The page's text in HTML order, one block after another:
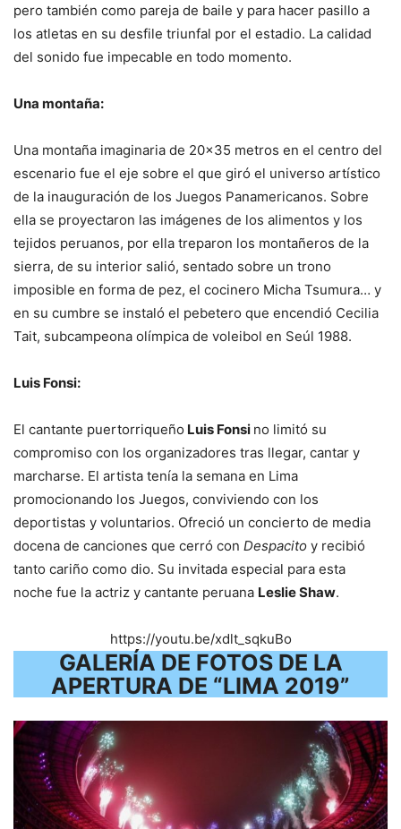
pero también como pareja de baile y para hacer pasillo a
los atletas en su desfile triunfal por el estadio. La calidad
del sonido fue impecable en todo momento.
Una montaña:
Una montaña imaginaria de 20×35 metros en el centro del
escenario fue el eje sobre el que giró el universo artístico
de la inauguración de los Juegos Panamericanos. Sobre
ella se proyectaron las imágenes de los alimentos y los
tejidos peruanos, por ella treparon los montañeros de la
sierra, de su interior salió, sentado sobre un trono
imposible en forma de pez, el cocinero Micha Tsumura… y
en su cumbre se instaló el pebetero que encendió Cecilia
Tait, subcampeona olímpica de voleibol en Seúl 1988.
Luis Fonsi:
El cantante puertorriqueño Luis Fonsi no limitó su
compromiso con los organizadores tras llegar, cantar y
marcharse. El artista tenía la semana en Lima
promocionando los Juegos, conviviendo con los
deportistas y voluntarios. Ofreció un concierto de media
docena de canciones que cerró con Despacito y recibió
tanto cariño como dio. Su invitada especial para esta
noche fue la actriz y cantante peruana Leslie Shaw.
https://youtu.be/xdlt_sqkuBo
GALERÍA DE FOTOS DE LA
APERTURA DE “LIMA 2019”